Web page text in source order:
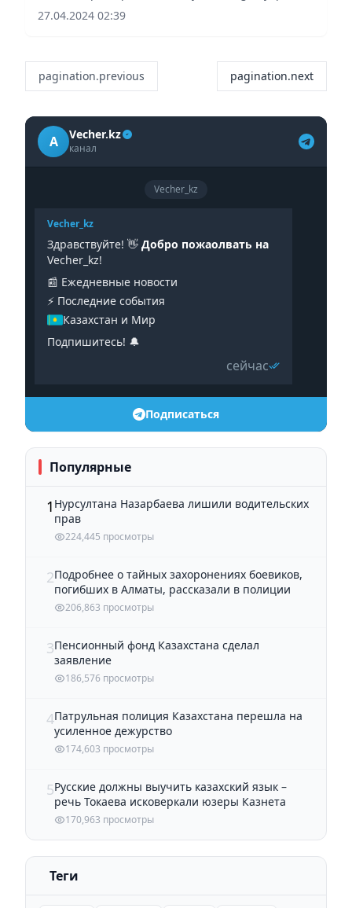
Огай, председатель совета директоров Kaspi.kz
Вячеслав Ким и председатель правления KAZ...
27.04.2024 02:39
pagination.previous pagination.next
A Vecher.kz
канал
Vecher_kz
Vecher_kz
Здравствуйте! 👋 Добро пожаолвать на
Vecher_kz!
📰 Ежедневные новости
⚡️ Последние события
Казахстан и Мир
Подпишитесь! 🔔
сейчас
Подписаться
Популярные
1 Нурсултана Назарбаева лишили водительских
прав
224,445 просмотры
2Подробнее о тайных захоронениях боевиков,
погибших в Алматы, рассказали в полиции
206,863 просмотры
3Пенсионный фонд Казахстана сделал
заявление
186,576 просмотры
4Патрульная полиция Казахстана перешла на
усиленное дежурство
174,603 просмотры
5Русские должны выучить казахский язык –
речь Токаева исковеркали юзеры Казнета
170,963 просмотры
Теги